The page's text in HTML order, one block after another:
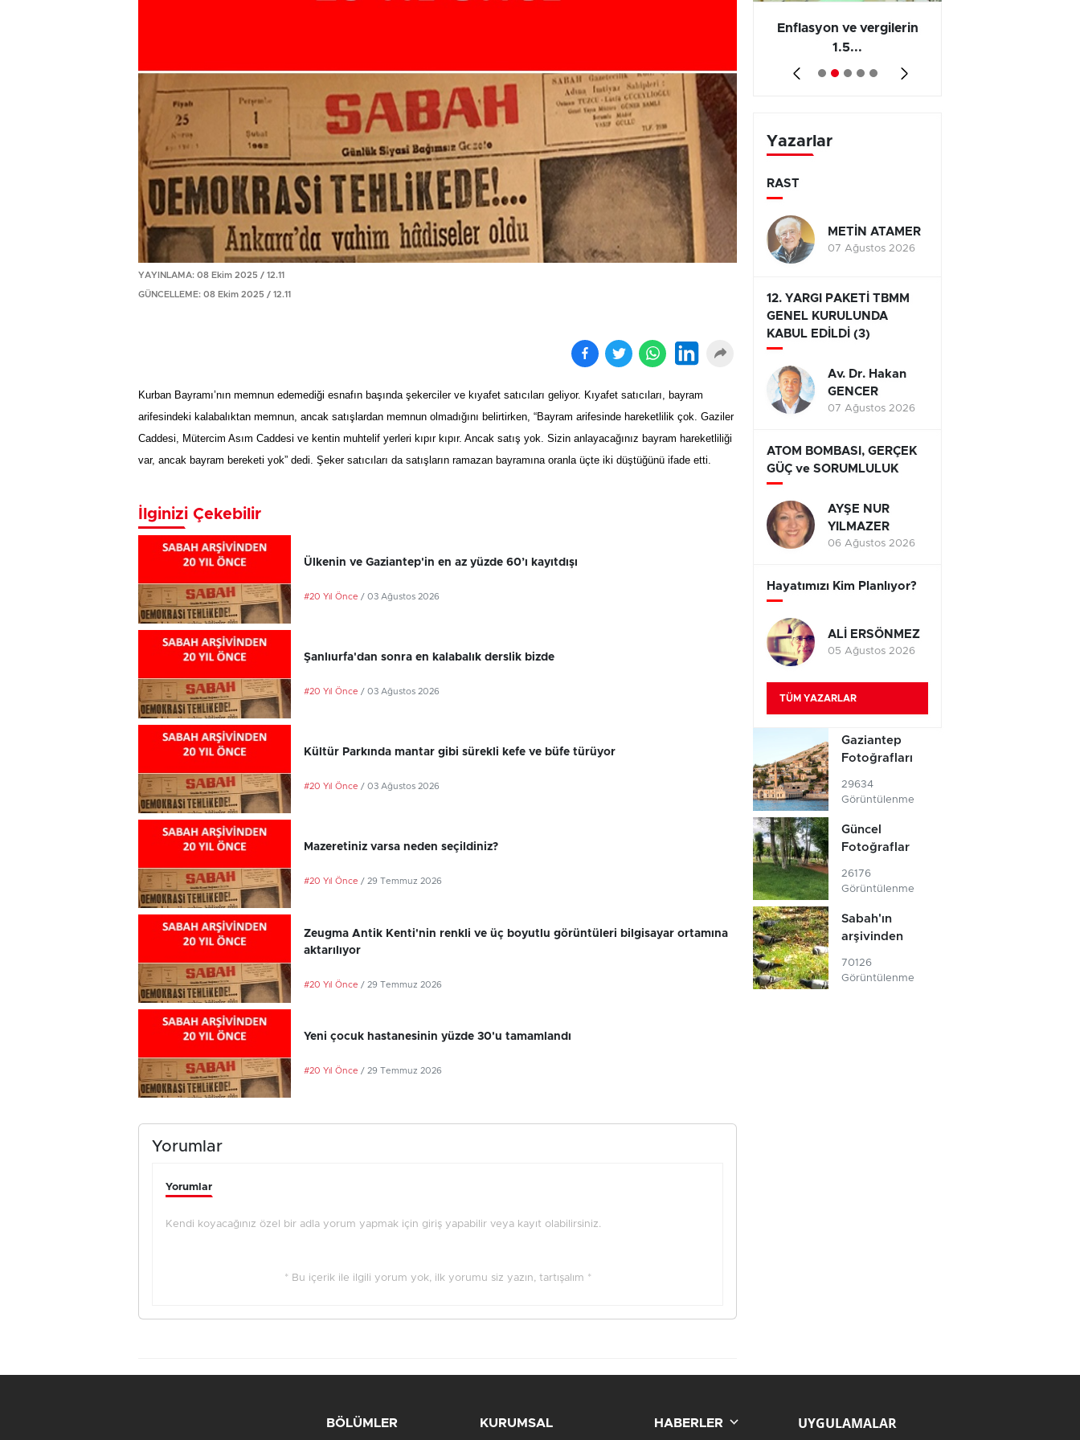
YAYINLAMA: 08 Ekim 2025 / 12.11
GÜNCELLEME: 08 Ekim 2025 / 12.11
Kurban Bayramı’nın memnun edemediği esnafın başında şekerciler ve kıyafet satıcıları geliyor. Kıyafet satıcıları, bayram
arifesindeki kalabalıktan memnun, ancak satışlardan memnun olmadığını belirtirken, “Bayram arifesinde hareketlilik çok. Gaziler
Caddesi, Mütercim Asım Caddesi ve kentin muhtelif yerleri kıpır kıpır. Ancak satış yok. Sizin anlayacağınız bayram hareketliliği
var, ancak bayram bereketi yok” dedi. Şeker satıcıları da satışların ramazan bayramına oranla üçte iki düştüğünü ifade etti.
İlginizi Çekebilir
Ülkenin ve Gaziantep'in en az yüzde 60’ı kayıtdışı
#20 Yıl Önce / 03 Ağustos 2026
Şanlıurfa'dan sonra en kalabalık derslik bizde
#20 Yıl Önce / 03 Ağustos 2026
Kültür Parkında mantar gibi sürekli kefe ve büfe türüyor
#20 Yıl Önce / 03 Ağustos 2026
Mazeretiniz varsa neden seçildiniz?
#20 Yıl Önce / 29 Temmuz 2026
Zeugma Antik Kenti'nin renkli ve üç boyutlu görüntüleri bilgisayar ortamına
aktarılıyor
#20 Yıl Önce / 29 Temmuz 2026
Yeni çocuk hastanesinin yüzde 30'u tamamlandı
#20 Yıl Önce / 29 Temmuz 2026
Yorumlar
Yorumlar
Kendi koyacağınız özel bir adla yorum yapmak için giriş yapabilir veya kayıt olabilirsiniz.
* Bu içerik ile ilgili yorum yok, ilk yorumu siz yazın, tartışalım *
Enflasyon ve vergilerin
1.5...
Yazarlar
RAST
METİN ATAMER
07 Ağustos 2026
12. YARGI PAKETİ TBMM
GENEL KURULUNDA
KABUL EDİLDİ (3)
Av. Dr. Hakan
GENCER
07 Ağustos 2026
ATOM BOMBASI, GERÇEK
GÜÇ ve SORUMLULUK
AYŞE NUR
YILMAZER
06 Ağustos 2026
Hayatımızı Kim Planlıyor?
ALİ ERSÖNMEZ
05 Ağustos 2026
TÜM YAZARLAR
Gaziantep
Fotoğrafları
29634
Görüntülenme
Güncel
Fotoğraflar
26176
Görüntülenme
Sabah'ın
arşivinden
70126
Görüntülenme
BÖLÜMLER KURUMSAL HABERLER UYGULAMALAR